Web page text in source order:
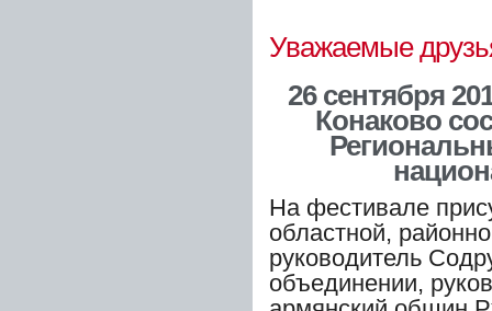
Уважаемые
26 сентября
Конаково
На фестивале
областной,
руководитель
объединении,